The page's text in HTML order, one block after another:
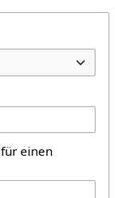
einen